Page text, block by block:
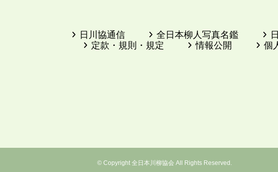
日川協通信 全日本柳人写真名鑑
定款・規則・規定
情報公開 個
© Copyright 全日本川柳協会 All Rights Reserved.